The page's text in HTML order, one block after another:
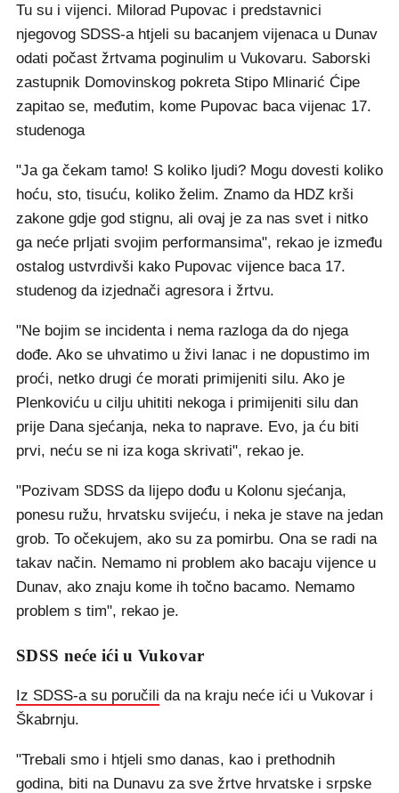
Tu su i vijenci. Milorad Pupovac i predstavnici
njegovog SDSS-a htjeli su bacanjem vijenaca u Dunav
odati počast žrtvama poginulim u Vukovaru. Saborski
zastupnik Domovinskog pokreta Stipo Mlinarić Ćipe
zapitao se, međutim, kome Pupovac baca vijenac 17.
studenoga
"Ja ga čekam tamo! S koliko ljudi? Mogu dovesti koliko
hoću, sto, tisuću, koliko želim. Znamo da HDZ krši
zakone gdje god stignu, ali ovaj je za nas svet i nitko
ga neće prljati svojim performansima", rekao je između
ostalog ustvrdivši kako Pupovac vijence baca 17.
studenog da izjednači agresora i žrtvu.
"Ne bojim se incidenta i nema razloga da do njega
dođe. Ako se uhvatimo u živi lanac i ne dopustimo im
proći, netko drugi će morati primijeniti silu. Ako je
Plenkoviću u cilju uhititi nekoga i primijeniti silu dan
prije Dana sjećanja, neka to naprave. Evo, ja ću biti
prvi, neću se ni iza koga skrivati", rekao je.
"Pozivam SDSS da lijepo dođu u Kolonu sjećanja,
ponesu ružu, hrvatsku svijeću, i neka je stave na jedan
grob. To očekujem, ako su za pomirbu. Ona se radi na
takav način. Nemamo ni problem ako bacaju vijence u
Dunav, ako znaju kome ih točno bacamo. Nemamo
problem s tim", rekao je.
SDSS neće ići u Vukovar
Iz SDSS-a su poručili da na kraju neće ići u Vukovar i
Škabrnju.
"Trebali smo i htjeli smo danas, kao i prethodnih
godina, biti na Dunavu za sve žrtve hrvatske i srpske